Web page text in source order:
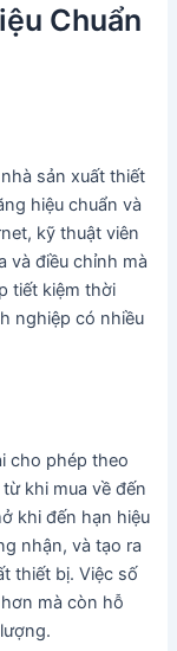
Chuẩn
sản xuất thiết
hiệu chuẩn và
kỹ thuật viên
và điều chỉnh mà
tiết kiệm thời
nghiệp có nhiều
cho phép theo
khi mua về đến
khi đến hạn hiệu
nhận, và tạo ra
thiết bị. Việc số
mà còn hỗ